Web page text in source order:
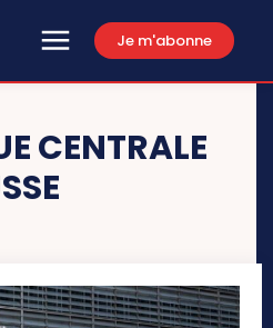
Je m'abonne
CENTRALE